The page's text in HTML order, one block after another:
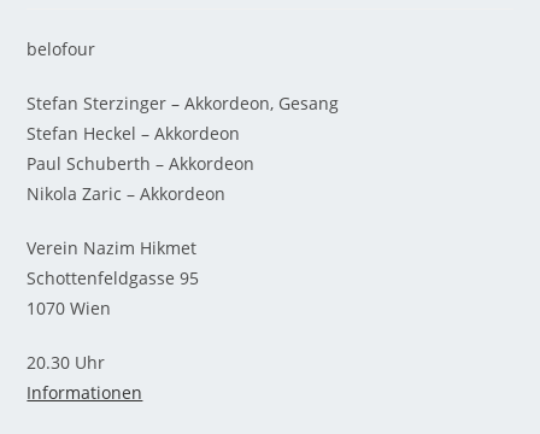
belofour
Stefan Sterzinger – Akkordeon, Gesang
Stefan Heckel – Akkordeon
Paul Schuberth – Akkordeon
Nikola Zaric – Akkordeon
Verein Nazim Hikmet
Schottenfeldgasse 95
1070 Wien
20.30 Uhr
Informationen